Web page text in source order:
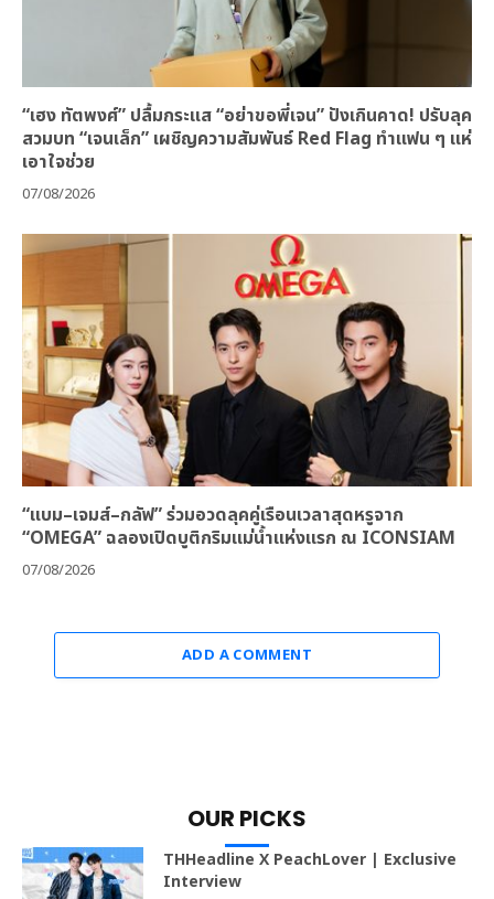
“เฮง ทัตพงศ์” ปลื้มกระแส “อย่าขอพี่เจน” ปังเกินคาด! ปรับลุค
สวมบท “เจนเล็ก” เผชิญความสัมพันธ์ Red Flag ทำแฟน ๆ แห่
เอาใจช่วย
07/08/2026
“แบม–เจมส์–กลัฟ” ร่วมอวดลุคคู่เรือนเวลาสุดหรูจาก
“OMEGA” ฉลองเปิดบูติกริมแม่น้ำแห่งแรก ณ ICONSIAM
07/08/2026
ADD A COMMENT
OUR PICKS
THHeadline X PeachLover | Exclusive
Interview